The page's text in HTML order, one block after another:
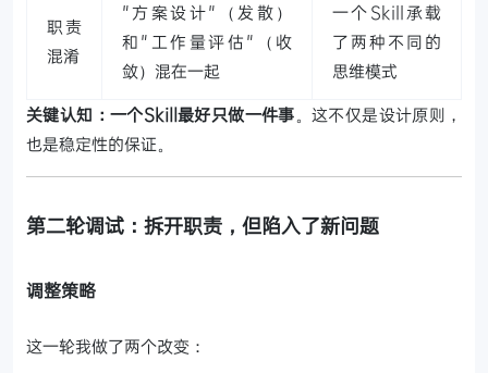
职责
混淆
"方案设计"（发散）
和"工作量评估"（收
敛）混在一起
一个Skill承载
了两种不同的
思维模式
关键认知：一个Skill最好只做一件事。这不仅是设计原则，
也是稳定性的保证。
第二轮调试：拆开职责，但陷入了新问题
调整策略
这一轮我做了两个改变：